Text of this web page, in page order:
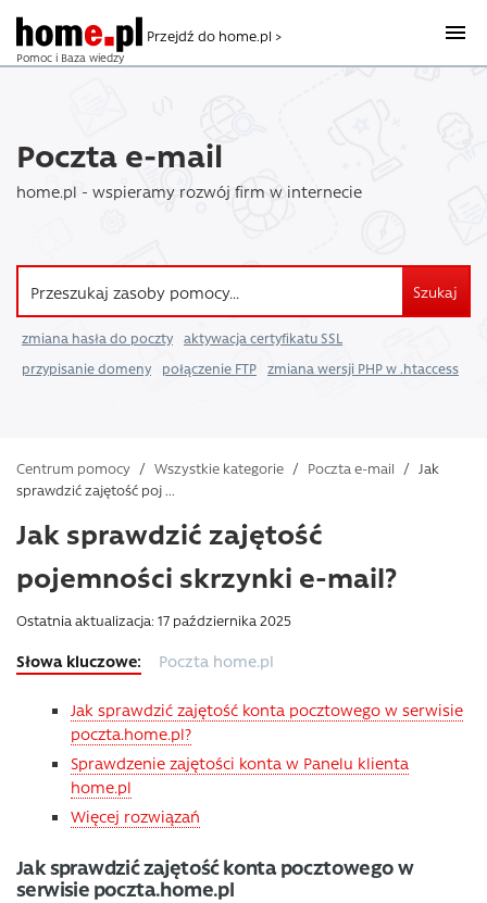
Pomoc i Baza wiedzy
Przejdź do home.pl >
Poczta e-mail
home.pl - wspieramy rozwój firm w internecie
Szukaj
zmiana hasła do poczty
aktywacja certyfikatu SSL
przypisanie domeny
połączenie FTP zmiana wersji PHP w .htaccess
Centrum pomocy / Wszystkie kategorie / Poczta e-mail /
Jak
sprawdzić zajętość poj ...
Jak sprawdzić zajętość
pojemności skrzynki e-mail?
Ostatnia aktualizacja: 17 października 2025
Poczta home.pl
Jak sprawdzić zajętość konta pocztowego w serwisie
poczta.home.pl?
Sprawdzenie zajętości konta w Panelu klienta
home.pl
Więcej rozwiązań
Jak sprawdzić zajętość konta pocztowego w
serwisie poczta.home.pl